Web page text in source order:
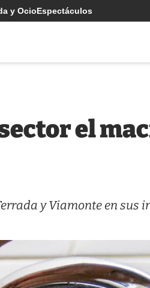
y OcioEspectáculos
el
y Viamonte en sus